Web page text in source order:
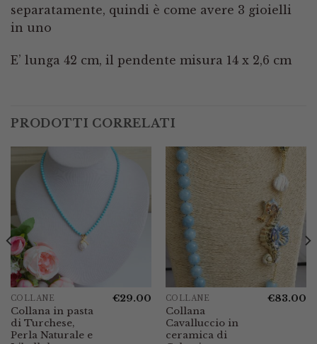
separatamente, quindi è come avere 3 gioielli
in uno
E’ lunga 42 cm, il pendente misura 14 x 2,6 cm
PRODOTTI CORRELATI
COLLANE
Collana in pasta
di Turchese,
Perla Naturale e
€29.00 COLLANE
Collana
Cavalluccio in
ceramica di
€83.00